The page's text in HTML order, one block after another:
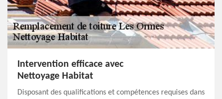
Intervention efficace avec
Nettoyage Habitat
Disposant des qualifications et compétences requises dans